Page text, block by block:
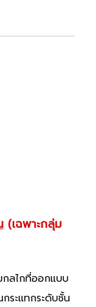
(เฉพาะกลุ่ม
กลไกที่ออกแบบ
ระแทกระดับชั้น